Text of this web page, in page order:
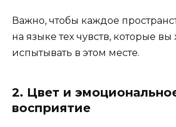
Важно, чтобы каждое
на языке тех чувств, которые вы
испытывать в этом месте.
2. Цвет и
восприятие